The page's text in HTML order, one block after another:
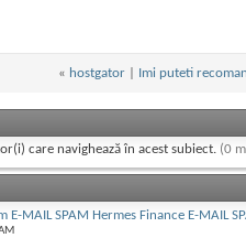
« hostgator| Imi puteti
care navighează în acest subiect. (0
E-MAIL SPAM Hermes Finance E-MAIL